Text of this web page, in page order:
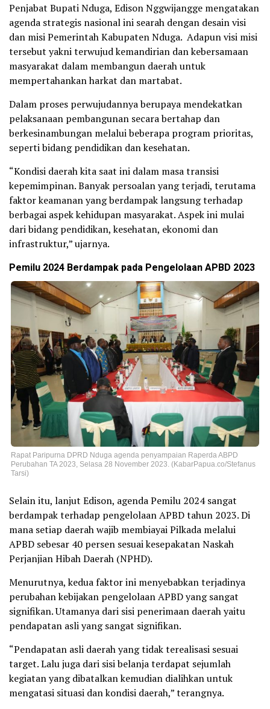
Penjabat Bupati Nduga, Edison Nggwijangge mengatakan
agenda strategis nasional ini searah dengan desain visi
dan misi Pemerintah Kabupaten Nduga. Adapun visi misi
tersebut yakni terwujud kemandirian dan kebersamaan
masyarakat dalam membangun daerah untuk
mempertahankan harkat dan martabat.
Dalam proses perwujudannya berupaya mendekatkan
pelaksanaan pembangunan secara bertahap dan
berkesinambungan melalui beberapa program prioritas,
seperti bidang pendidikan dan kesehatan.
“Kondisi daerah kita saat ini dalam masa transisi
kepemimpinan. Banyak persoalan yang terjadi, terutama
faktor keamanan yang berdampak langsung terhadap
berbagai aspek kehidupan masyarakat. Aspek ini mulai
dari bidang pendidikan, kesehatan, ekonomi dan
infrastruktur,” ujarnya.
Pemilu 2024 Berdampak pada Pengelolaan APBD 2023
Rapat Paripurna DPRD Nduga agenda penyampaian Raperda ABPD
Perubahan TA 2023, Selasa 28 November 2023. (KabarPapua.co/Stefanus
Tarsi)
Selain itu, lanjut Edison, agenda Pemilu 2024 sangat
berdampak terhadap pengelolaan APBD tahun 2023. Di
mana setiap daerah wajib membiayai Pilkada melalui
APBD sebesar 40 persen sesuai kesepakatan Naskah
Perjanjian Hibah Daerah (NPHD).
Menurutnya, kedua faktor ini menyebabkan terjadinya
perubahan kebijakan pengelolaan APBD yang sangat
signifikan. Utamanya dari sisi penerimaan daerah yaitu
pendapatan asli yang sangat signifikan.
“Pendapatan asli daerah yang tidak terealisasi sesuai
target. Lalu juga dari sisi belanja terdapat sejumlah
kegiatan yang dibatalkan kemudian dialihkan untuk
mengatasi situasi dan kondisi daerah,” terangnya.